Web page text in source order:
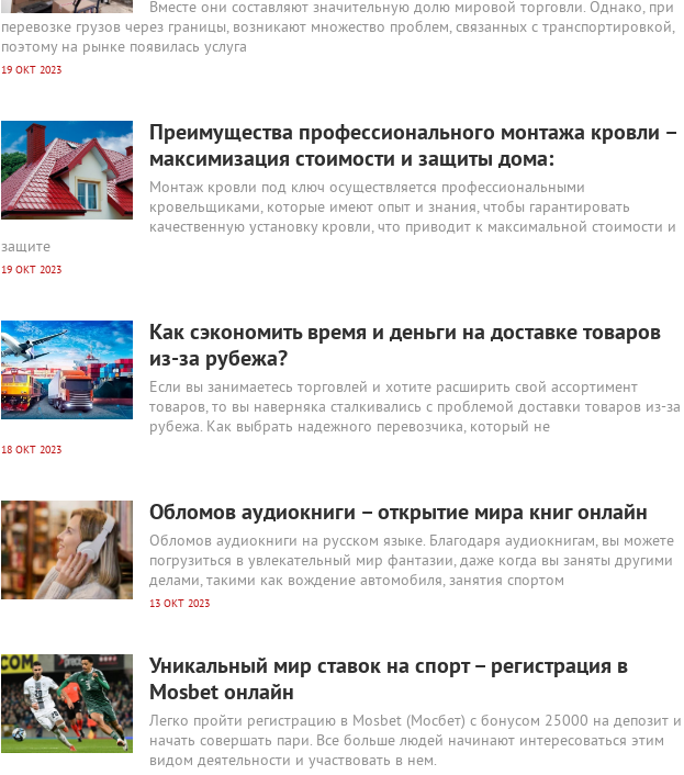
Вместе они составляют значительную долю мировой торговли. Однако, при
перевозке грузов через границы, возникают множество проблем, связанных с транспортировкой,
поэтому на рынке появилась услуга
19 ОКТ 2023
Преимущества профессионального монтажа кровли –
максимизация стоимости и защиты дома:
Монтаж кровли под ключ осуществляется профессиональными
кровельщиками, которые имеют опыт и знания, чтобы гарантировать
качественную установку кровли, что приводит к максимальной стоимости и
защите
19 ОКТ 2023
Как сэкономить время и деньги на доставке товаров
из-за рубежа?
Если вы занимаетесь торговлей и хотите расширить свой ассортимент
товаров, то вы наверняка сталкивались с проблемой доставки товаров из-за
рубежа. Как выбрать надежного перевозчика, который не
18 ОКТ 2023
Обломов аудиокниги – открытие мира книг онлайн
Обломов аудиокниги на русском языке. Благодаря аудиокнигам, вы можете
погрузиться в увлекательный мир фантазии, даже когда вы заняты другими
делами, такими как вождение автомобиля, занятия спортом
13 ОКТ 2023
Уникальный мир ставок на спорт – регистрация в
Mosbet онлайн
Легко пройти регистрацию в Mosbet (Мосбет) с бонусом 25000 на депозит и
начать совершать пари. Все больше людей начинают интересоваться этим
видом деятельности и участвовать в нем.